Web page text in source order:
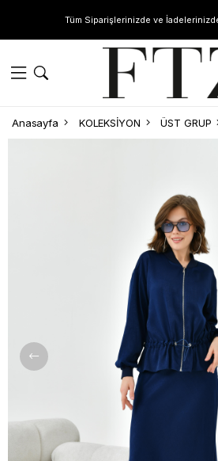
Tüm Siparişlerinizde ve
Anasayfa KOLEKSİYON ÜST GRUP